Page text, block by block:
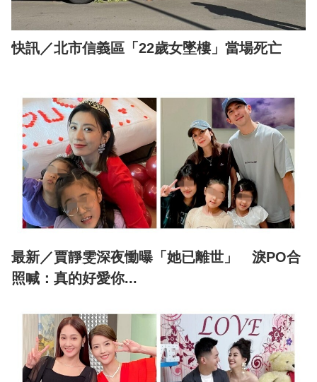
快訊／北市信義區「22歲女墜樓」當場死亡
最新／賈靜雯深夜慟曝「她已離世」 淚PO合
照喊：真的好愛你...